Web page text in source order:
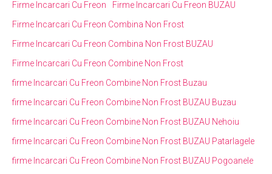
Firme Incarcari Cu Freon
Firme Incarcari Cu Freon BUZAU
Firme Incarcari Cu Freon Combina Non Frost
Firme Incarcari Cu Freon Combina Non Frost BUZAU
Firme Incarcari Cu Freon Combine Non Frost
firme Incarcari Cu Freon Combine Non Frost Buzau
firme Incarcari Cu Freon Combine Non Frost BUZAU Buzau
firme Incarcari Cu Freon Combine Non Frost BUZAU Nehoiu
firme Incarcari Cu Freon Combine Non Frost BUZAU Patarlagele
firme Incarcari Cu Freon Combine Non Frost BUZAU Pogoanele